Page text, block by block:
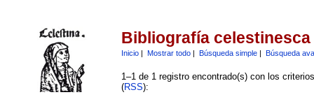
Bibliografía celestinesca
Inicio| Mostrar todo| Búsqueda simple| Búsqueda
1–1 de 1 registro encontrado(s) con los
(RSS):